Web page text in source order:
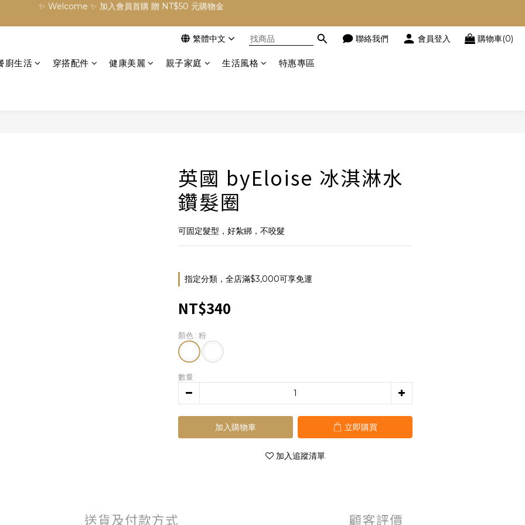
✨ Welcome ✨ 加入會員首購 贈 NT$50 元購物金
✨ Welcome ✨ 加入會員首購 贈 NT$50 元購物金
繁體中文 聯絡我們 會員登入 購物車(0)
廚生活 穿搭配件 健康美麗 親子家庭 生活風格 特惠專區
英國 byEloise 冰淇淋水
鑽髮圈
可固定髮型，好紮綁，不咬髮
指定分類，全店滿$3,000可享免運
NT$340
顏色 : 粉
數量
加入購物車 立即購買
加入追蹤清單
送貨及付款方式 顧客評價